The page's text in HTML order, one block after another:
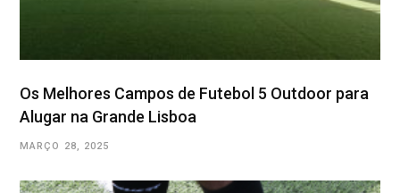
Os Melhores Campos de Futebol 5 Outdoor para
Alugar na Grande Lisboa
MARÇO 28, 2025